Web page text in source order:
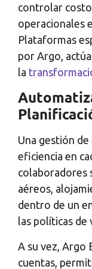
controlar
operacionales
Plataformas
por Argo,
la
Una gestión
eficiencia en
colaboradores
aéreos,
dentro de un
las políticas de
A su vez, Argo
cuentas,